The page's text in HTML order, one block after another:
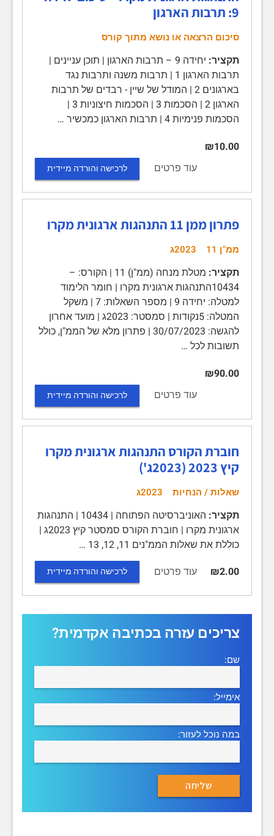
9: תרבות הארגון
סיכום הרצאה או נושא מתוך קורס
תקציר:
יחידה 9 – תרבות הארגון | תוכן עניינים |
תרבות הארגון 1 | תרבות משנה ותרבות נגד
בארגונים 2 | המודל של שיין - רבדים של תרבות
הארגון 2 | הסכמות 3 | הסכמות חיצוניות 3 |
הסכמות פנימיות 4 | תרבות הארגון כמכשיר …
₪10.00
עוד פרטים
לרכישה והורדה מיידית
פתרון ממן 11 התנהגות ארגונית מקרו
ממ"ן 11 2023ג
תקציר:
מטלת מנחה (ממ"ן) 11 | הקורס: –
10434התנהגות ארגונית מקרו | חומר הלימוד
למטלה: יחידה 9 | מספר השאלות: 7 | משקל
המטלה: 5נקודות | סמסטר: 2023ג | מועד אחרון
להגשה: 30/07/2023 | פתרון מלא של הממ"ן, כולל
תשובות לכל …
₪90.00
עוד פרטים
לרכישה והורדה מיידית
חוברת הקורס התנהגות ארגונית מקרו
קיץ 2023 (2023ג')
שאלות / הנחיות 2023ג
תקציר:
האוניברסיטה הפתוחה | 10434 | התנהגות
ארגונית מקרו | חוברת הקורס סמסטר קיץ 2023ג |
כוללת את שאלות הממ"נים 11, 12, 13 …
₪2.00
עוד פרטים לרכישה והורדה מיידית
צריכים עזרה בכתיבה אקדמית?
שם:
אימייל:
במה נוכל לעזור: